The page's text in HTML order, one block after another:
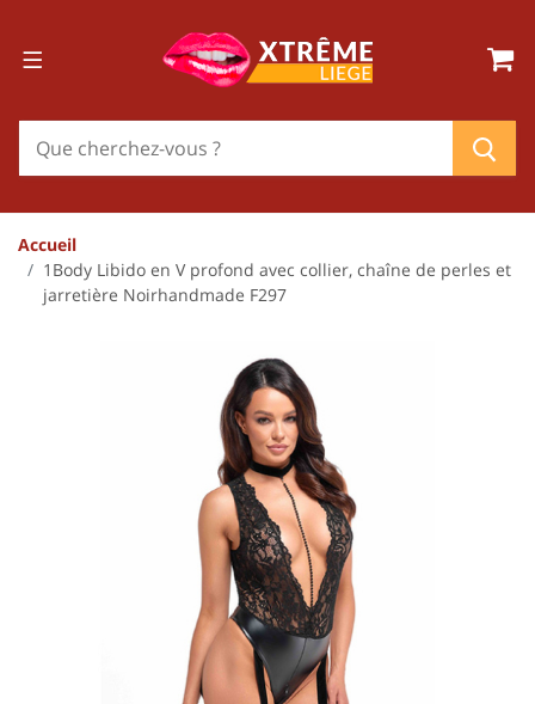
Accueil
1Body Libido en V profond avec collier, chaîne de perles et
jarretière Noirhandmade F297